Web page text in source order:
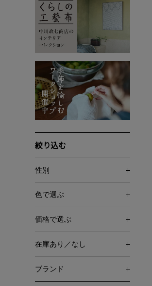
絞り込む
性別
色で選ぶ
価格で選ぶ
在庫あり／なし
ブランド